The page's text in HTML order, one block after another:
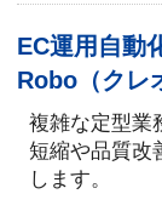
EC運用自動
Robo（クレ
複雑な定型業
短縮や品質改
します。